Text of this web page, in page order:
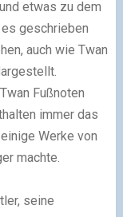
etwas zu dem
geschrieben
auch wie Twan
Fußnoten
immer das
Werke von
machte.
seine